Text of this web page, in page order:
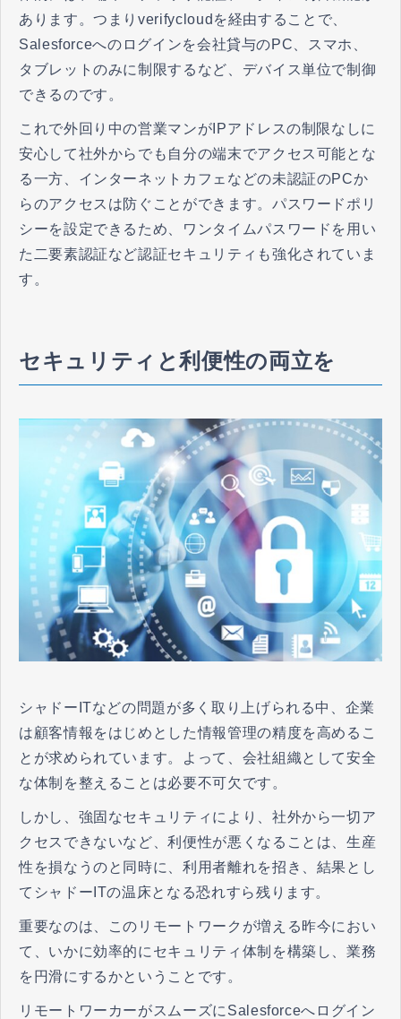
あります。つまりverifycloudを経由することで、
Salesforceへのログインを会社貸与のPC、スマホ、
タブレットのみに制限するなど、デバイス単位で制御
できるのです。
これで外回り中の営業マンがIPアドレスの制限なしに
安心して社外からでも自分の端末でアクセス可能とな
る一方、インターネットカフェなどの未認証のPCか
らのアクセスは防ぐことができます。パスワードポリ
シーを設定できるため、ワンタイムパスワードを用い
た二要素認証など認証セキュリティも強化されていま
す。
セキュリティと利便性の両立を
シャドーITなどの問題が多く取り上げられる中、企業
は顧客情報をはじめとした情報管理の精度を高めるこ
とが求められています。よって、会社組織として安全
な体制を整えることは必要不可欠です。
しかし、強固なセキュリティにより、社外から一切ア
クセスできないなど、利便性が悪くなることは、生産
性を損なうのと同時に、利用者離れを招き、結果とし
てシャドーITの温床となる恐れすら残ります。
重要なのは、このリモートワークが増える昨今におい
て、いかに効率的にセキュリティ体制を構築し、業務
を円滑にするかということです。
リモートワーカーがスムーズにSalesforceへログイン